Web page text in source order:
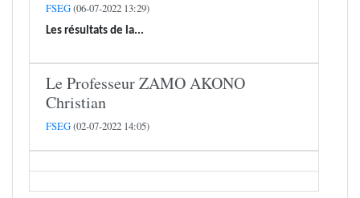
FSEG(06-07-2022 13:29)
Les résultats de la...
Le Professeur ZAMO AKONO
Christian
FSEG(02-07-2022 14:05)